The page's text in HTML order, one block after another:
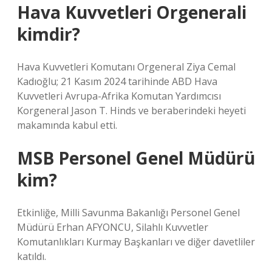
Hava Kuvvetleri Orgenerali
kimdir?
Hava Kuvvetleri Komutanı Orgeneral Ziya Cemal
Kadıoğlu; 21 Kasım 2024 tarihinde ABD Hava
Kuvvetleri Avrupa-Afrika Komutan Yardımcısı
Korgeneral Jason T. Hinds ve beraberindeki heyeti
makamında kabul etti.
MSB Personel Genel Müdürü
kim?
Etkinliğe, Milli Savunma Bakanlığı Personel Genel
Müdürü Erhan AFYONCU, Silahlı Kuvvetler
Komutanlıkları Kurmay Başkanları ve diğer davetliler
katıldı.